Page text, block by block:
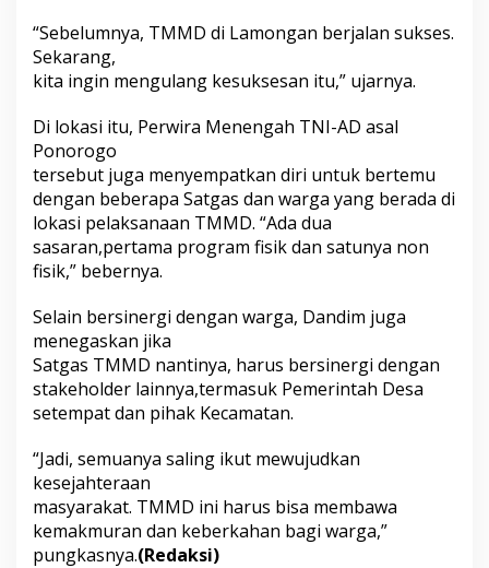
a
m
k
u
r
a
n
u
k
a
s
y
a
a
a
t
“Sebelumnya, TMMD di Lamongan berjalan sukses.
Sekarang,
kita ingin mengulang kesuksesan itu,” ujarnya.
Di lokasi itu, Perwira Menengah TNI-AD asal
Ponorogo
tersebut juga menyempatkan diri untuk bertemu
dengan beberapa Satgas dan warga yang berada di
lokasi pelaksanaan TMMD. “Ada dua
sasaran,pertama program fisik dan satunya non
fisik,” bebernya.
Selain bersinergi dengan warga, Dandim juga
menegaskan jika
Satgas TMMD nantinya, harus bersinergi dengan
stakeholder lainnya,termasuk Pemerintah Desa
setempat dan pihak Kecamatan.
“Jadi, semuanya saling ikut mewujudkan
kesejahteraan
masyarakat. TMMD ini harus bisa membawa
kemakmuran dan keberkahan bagi warga,”
pungkasnya.(Redaksi)